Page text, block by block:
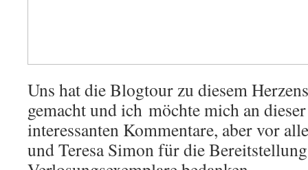
Uns hat die Blogtour zu diesem
gemacht und ich möchte mich an
interessanten Kommentare, aber vor
und Teresa Simon für die